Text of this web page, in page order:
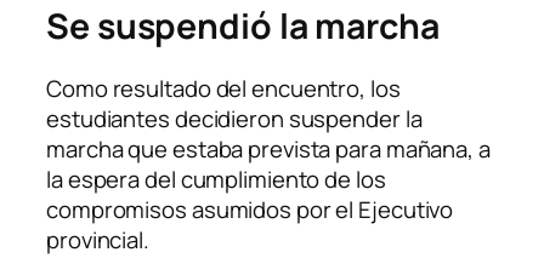
Se suspendió la marcha
Como resultado del encuentro, los
estudiantes decidieron suspender la
marcha que estaba prevista para mañana, a
la espera del cumplimiento de los
compromisos asumidos por el Ejecutivo
provincial.